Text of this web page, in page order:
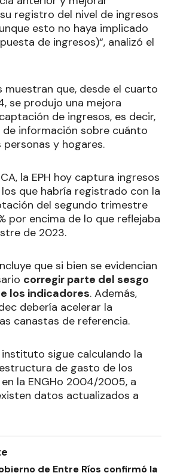
registro del nivel de ingresos
esto no haya implicado
de ingresos)“, analizó el
que, desde el cuarto
se produjo una mejora
de ingresos, es decir,
información sobre cuánto
y hogares.
la EPH hoy captura ingresos
los que habría registrado con la
del segundo trimestre
por encima de lo que reflejaba
de 2023.
que si bien se evidencian
corregir parte del sesgo
los indicadores. Además,
debería acelerar la
canastas de referencia.
instituto sigue calculando la
de gasto de los
la ENGHo 2004/2005, a
datos actualizados a
de Entre Ríos confirmó la